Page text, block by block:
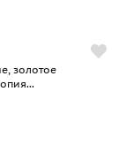
золотое